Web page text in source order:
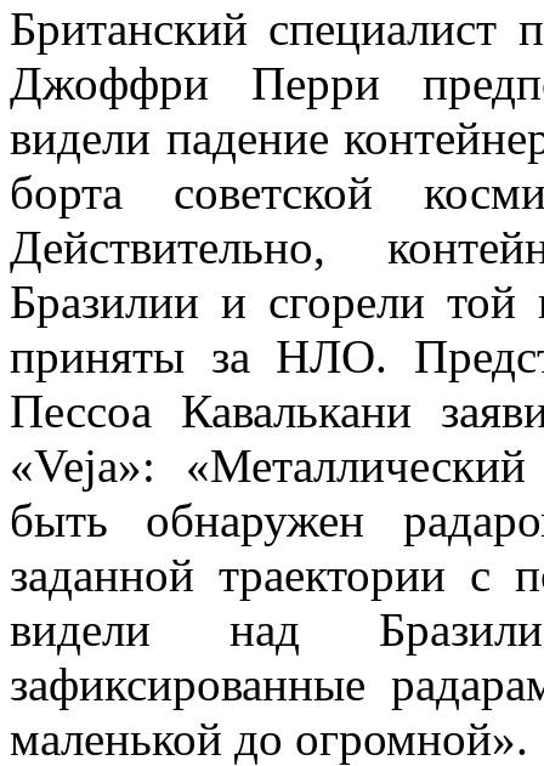
Британский специалист
Джоффри Перри
видели падение
борта советской
Действительно,
Бразилии и сгорели
приняты за НЛО.
Пессоа Кавалькани
«Veja»:
быть обнаружен
заданной траектории с
видели над
зафиксированные
маленькой до огромной».